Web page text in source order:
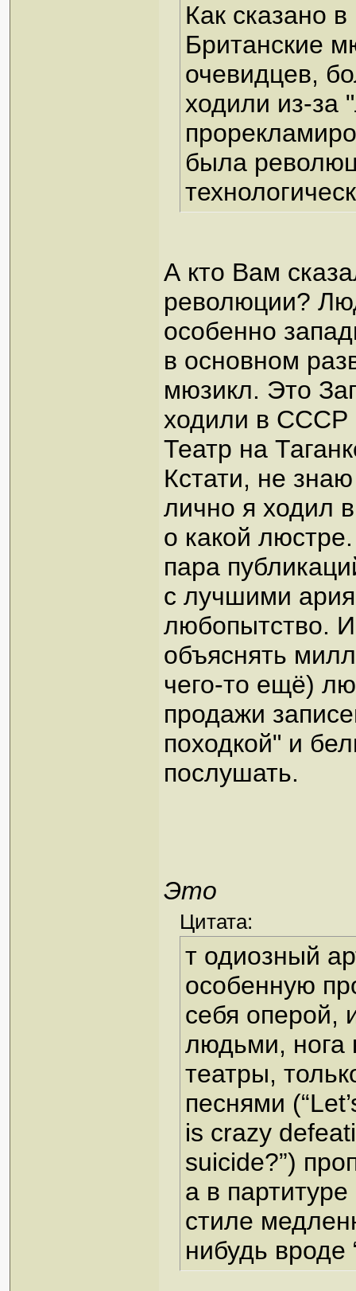
Как сказано
Британские
очевидцев,
ходили из-за
была
А кто Вам
революции?
особенно
в основном
мюзикл. Это
ходили в СССР
Театр на
Кстати, не
лично я ходил
о какой
пара
с лучшими
любопытство.
объяснять
чего-то ещё)
продажи
походкой" и
послушать.
Это
Цитата:
т одиозный
особенную
себя оперой,
людьми, нога
театры,
песнями
is crazy
suicide?”)
а в
стиле
нибудь вроде